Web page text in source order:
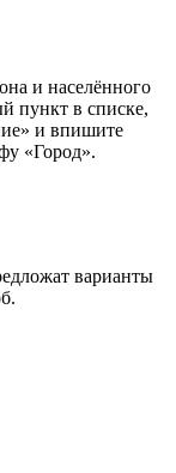
и населённого
пункт в списке,
и впишите
«Город».
варианты